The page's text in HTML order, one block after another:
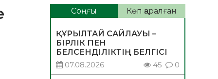
Соңғы Көп қаралған
ҚҰРЫЛТАЙ САЙЛАУЫ –
БІРЛІК ПЕН
БЕЛСЕНДІЛІКТІҢ БЕЛГІСІ
07.08.2026
45 0